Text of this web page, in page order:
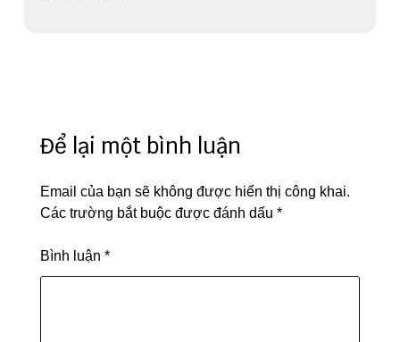
Để lại một bình luận
Email của bạn sẽ không được hiển thị công khai.
Các trường bắt buộc được đánh dấu *
Bình luận *